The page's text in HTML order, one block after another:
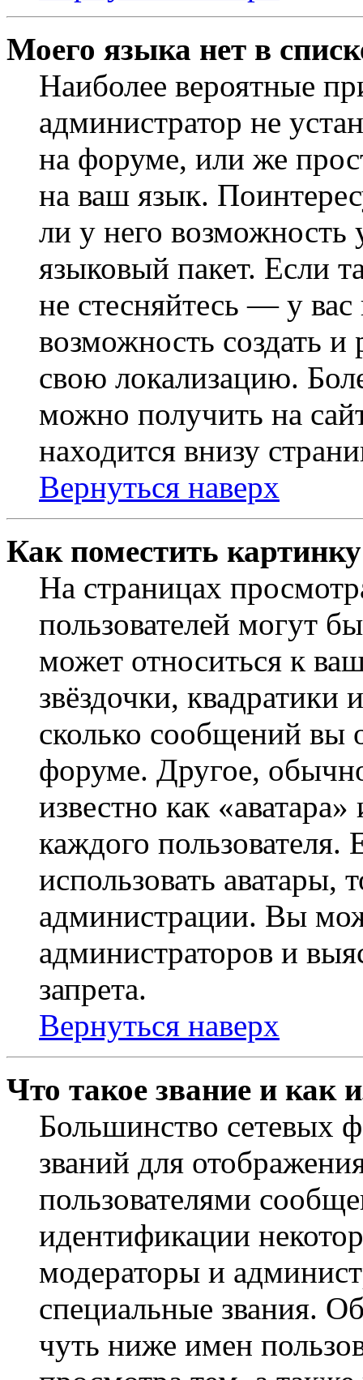
Моего языка нет в
Наиболее вероятные
администратор не
на форуме, или же
на ваш язык.
ли у него
языковый пакет. Если
не стесняйтесь — у вас
возможность создать
свою локализацию.
можно получить на
находится внизу
Вернуться наверх
Как поместить
На страницах
пользователей могут
может относиться к
звёздочки,
сколько сообщений вы
форуме. Другое,
известно как
каждого
использовать аватары,
администрации. Вы
администраторов и
запрета.
Вернуться наверх
Что такое звание и как
Большинство сетевых
званий для
пользователями
идентификации
модераторы и
специальные звания.
чуть ниже имен